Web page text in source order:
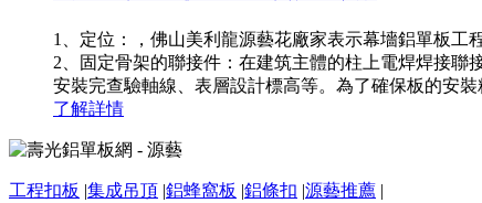
1、定位：，佛山美利龍源藝花廠家表示幕墻鋁單板工
2、固定骨架的聯接件：在建筑主體的柱上電焊焊接聯
安裝完查驗軸線、表層設計標高等。為了確保板的安
了解詳情
工程扣板 |集成吊頂 |鋁蜂窩板 |鋁條扣 |源藝推薦 |